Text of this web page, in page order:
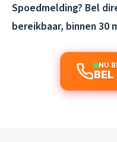
Spoedmelding? Bel
bereikbaar, binnen 30
NU